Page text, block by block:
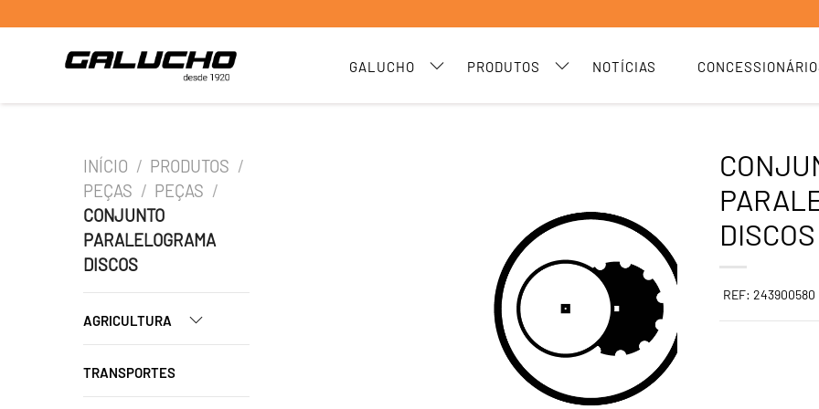
GALUCHO PRODUTOS NOTÍCIAS
INÍCIO / PRODUTOS /
PEÇAS / PEÇAS /
CONJUNTO
PARALELOGRAMA
DISCOS
AGRICULTURA
TRANSPORTES
DISCOS
REF: 243900580